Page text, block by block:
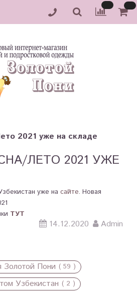
2021 уже на складе
ЛЕТО 2021 УЖЕ
уже на сайте. Новая
ТУТ
14.12.2020
Admin
Золотой Пони ( 59 )
Узбекистан ( 2 )